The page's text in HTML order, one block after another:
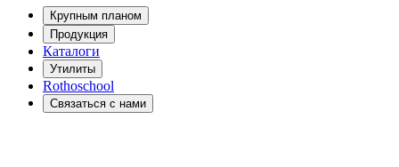
Крупным планом
Продукция
Каталоги
Утилиты
Rothoschool
Связаться с нами